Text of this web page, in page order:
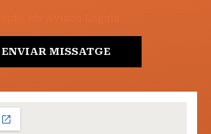
ENVIAR MISSATGE